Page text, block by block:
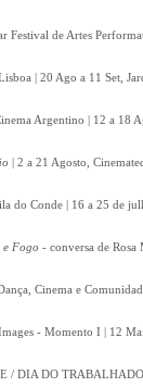
Festival de Artes
| 20 Ago a 11 Set,
Argentino | 12 a 18
| 2 a 21 Agosto,
do Conde | 16 a 25 de
Fogo - conversa de Rosa
Cinema e
- Momento I | 12
/ DIA DO